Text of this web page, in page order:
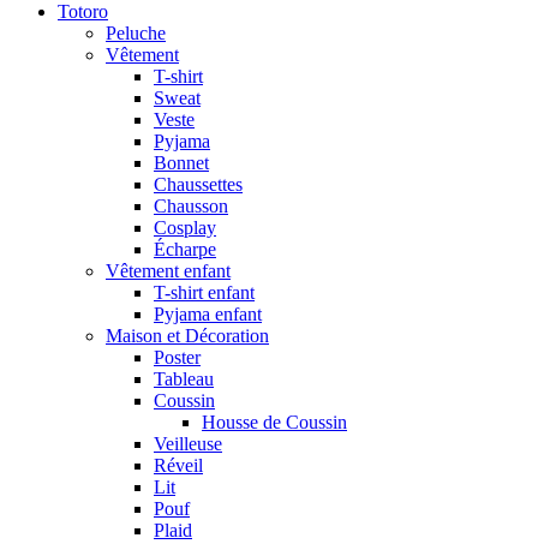
Totoro
Peluche
Vêtement
T-shirt
Sweat
Veste
Pyjama
Bonnet
Chaussettes
Chausson
Cosplay
Écharpe
Vêtement enfant
T-shirt enfant
Pyjama enfant
Maison et Décoration
Poster
Tableau
Coussin
Housse de Coussin
Veilleuse
Réveil
Lit
Pouf
Plaid